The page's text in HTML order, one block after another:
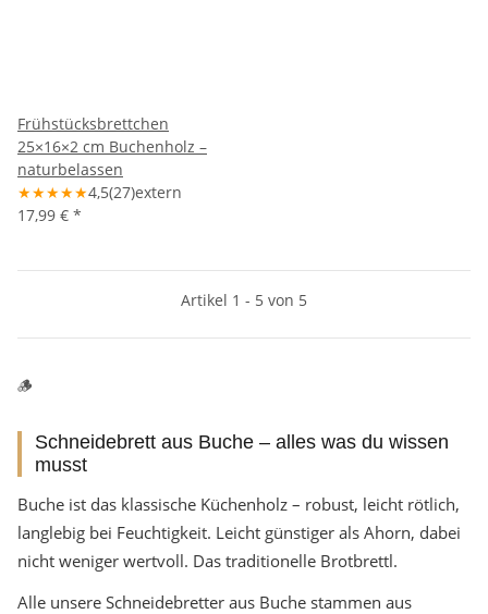
Frühstücksbrettchen
25×16×2 cm Buchenholz –
naturbelassen
★★★★★4,5(27)extern
17,99 € *
Artikel 1 - 5 von 5
🪵
Schneidebrett aus Buche – alles was du wissen
musst
Buche ist das klassische Küchenholz – robust, leicht rötlich,
langlebig bei Feuchtigkeit. Leicht günstiger als Ahorn, dabei
nicht weniger wertvoll. Das traditionelle Brotbrettl.
Alle unsere Schneidebretter aus Buche stammen aus